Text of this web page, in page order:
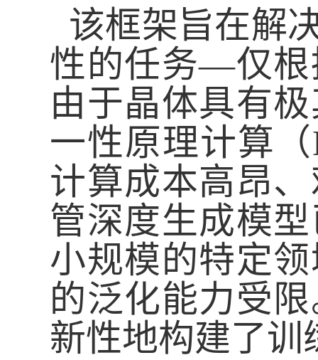
该框架旨在解
性的任务—仅根
由于晶体具有
一性原理计算（
计算成本高昂
管深度生成模
小规模的特定
的泛化能力受
新性地构建了训